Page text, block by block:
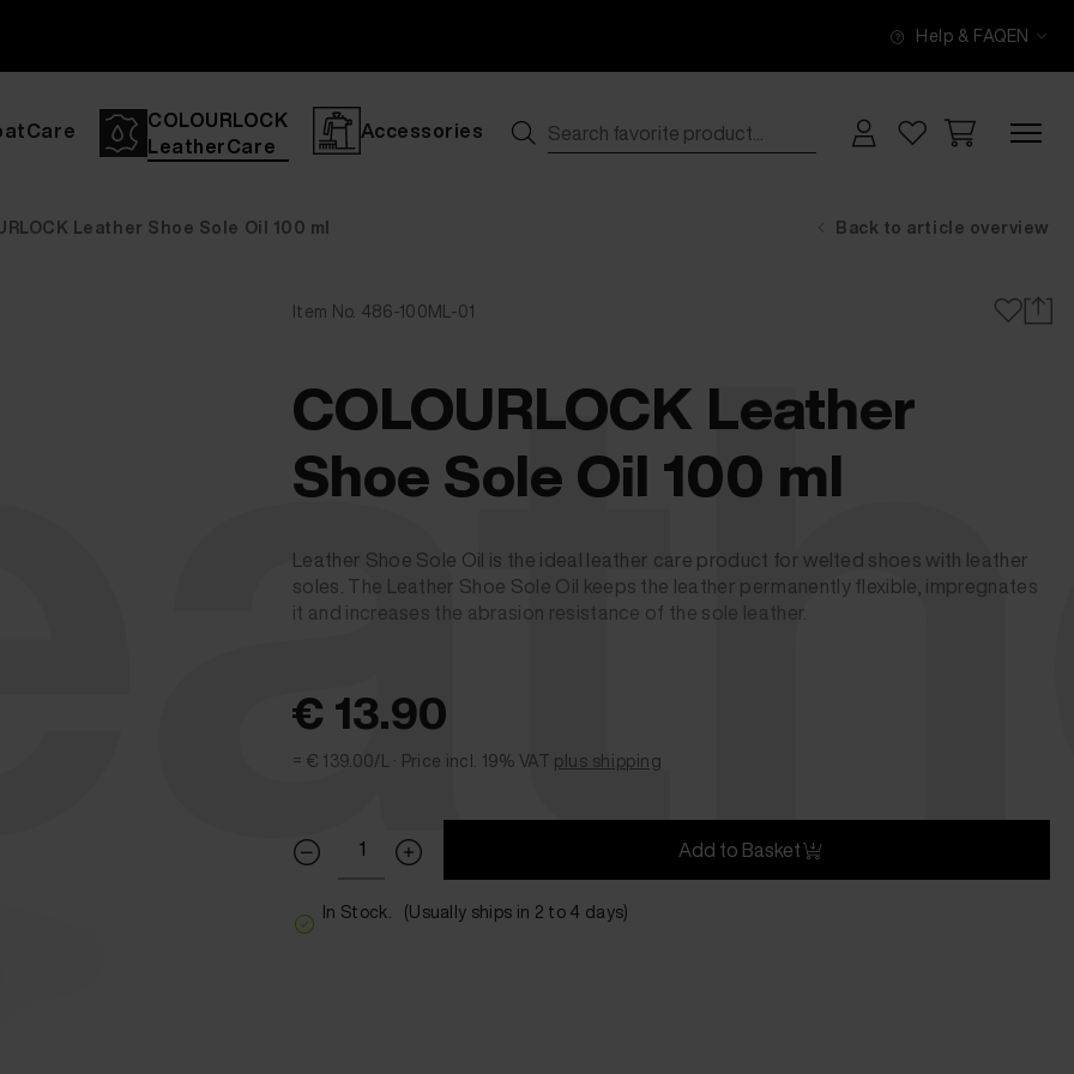
Help & FAQEN
COLOURLOCK
LeatherCare
Accessories
Leather Shoe Sole Oil 100 ml Back to article overview
Item No. 486-100ML-01
COLOURLOCK Leather
Shoe Sole Oil 100 ml
Leather Shoe Sole Oil is the ideal leather care product for welted shoes with leather
soles. The Leather Shoe Sole Oil keeps the leather permanently flexible, impregnates
it and increases the abrasion resistance of the sole leather.
€ 13.90
= € 139.00/L · Price incl. 19% VAT plus shipping
Add to Basket
In Stock. (Usually ships in 2 to 4 days)